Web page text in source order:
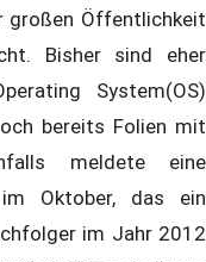
großen Öffentlichkeit
Bisher sind eher
System(OS)
bereits Folien mit
meldete eine
Oktober, das ein
im Jahr 2012